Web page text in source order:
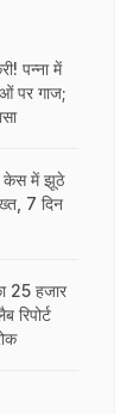
पन्ना में
पर गाज;
केस में झूठे
7 दिन
25 हजार
रिपोर्ट